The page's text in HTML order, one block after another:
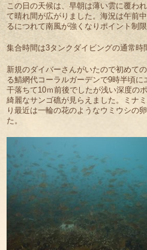
この日の天候は、早朝は薄い雲に覆わ
て晴れ間が広がりました。海況は午前
るにつれて南風が強くなりポイント制
集合時間は3タンクダイビングの通常時
新規のダイバーさんがいたので初めて
る鯖網代コーラルガーデンで9時半頃
干落ちて10ｍ前後でしたが浅い深度の
綺麗なサンゴ礁が見らえました。ミナ
り最近は一輪の花のようなウミウシの
た。